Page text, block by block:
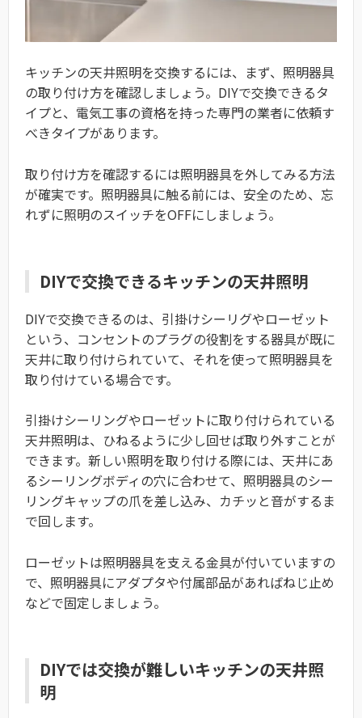
キッチンの天井照明を交換するには、まず、照明器具
の取り付け方を確認しましょう。DIYで交換できるタ
イプと、電気工事の資格を持った専門の業者に依頼す
べきタイプがあります。
取り付け方を確認するには照明器具を外してみる方法
が確実です。照明器具に触る前には、安全のため、忘
れずに照明のスイッチをOFFにしましょう。
DIYで交換できるキッチンの天井照明
DIYで交換できるのは、引掛けシーリグやローゼット
という、コンセントのプラグの役割をする器具が既に
天井に取り付けられていて、それを使って照明器具を
取り付けている場合です。
引掛けシーリングやローゼットに取り付けられている
天井照明は、ひねるように少し回せば取り外すことが
できます。新しい照明を取り付ける際には、天井にあ
るシーリングボディの穴に合わせて、照明器具のシー
リングキャップの爪を差し込み、カチッと音がするま
で回します。
ローゼットは照明器具を支える金具が付いていますの
で、照明器具にアダプタや付属部品があればねじ止め
などで固定しましょう。
DIYでは交換が難しいキッチンの天井照
明